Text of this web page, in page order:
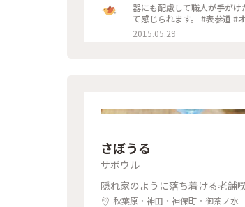
器にも配慮して職人が手が
て感じられます。 #表参道 #
2015.05.29
さぼうる
サボウル
隠れ家のように落ち着ける老舗
秋葉原・神田・神保町・御茶ノ水